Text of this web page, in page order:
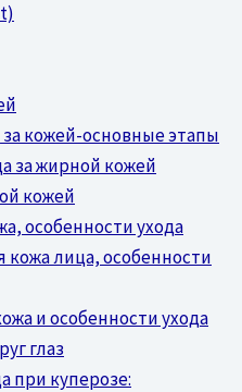
кожей-основные этапы
за жирной кожей
кожей
особенности ухода
лица, особенности
и особенности ухода
глаз
при куперозе: